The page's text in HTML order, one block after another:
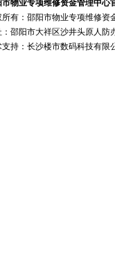
市物业专项维修资金管理中心
所有：邵阳市物业专项维修资
：邵阳市大祥区沙井头原人
支持：长沙楼市数码科技有限